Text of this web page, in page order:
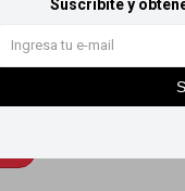
Suscribite y